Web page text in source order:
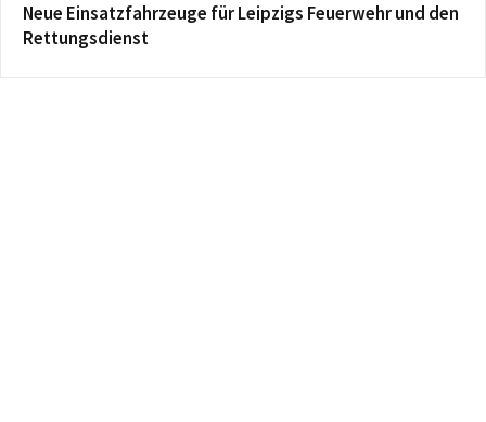
Neue Einsatzfahrzeuge für Leipzigs Feuerwehr und den
Rettungsdienst